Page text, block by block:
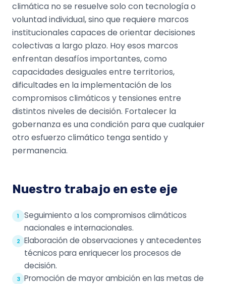
climática no se resuelve solo con tecnología o
voluntad individual, sino que requiere marcos
institucionales capaces de orientar decisiones
colectivas a largo plazo. Hoy esos marcos
enfrentan desafíos importantes, como
capacidades desiguales entre territorios,
dificultades en la implementación de los
compromisos climáticos y tensiones entre
distintos niveles de decisión. Fortalecer la
gobernanza es una condición para que cualquier
otro esfuerzo climático tenga sentido y
permanencia.
Nuestro trabajo en este eje
1
Seguimiento a los compromisos climáticos
nacionales e internacionales.
2 Elaboración de observaciones y antecedentes
técnicos para enriquecer los procesos de
decisión.
3 Promoción de mayor ambición en las metas de